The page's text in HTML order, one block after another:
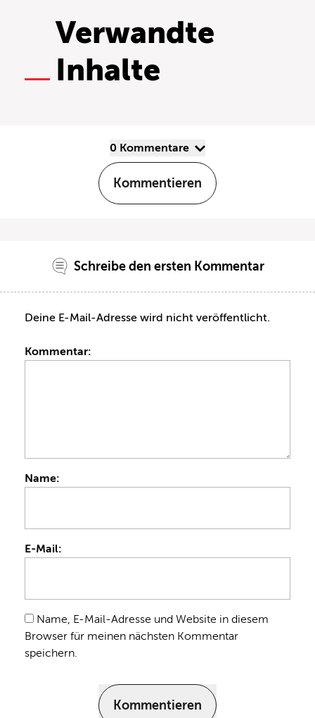
Verwandte
Inhalte
0 Kommentare
Kommentieren
Schreibe den ersten Kommentar
Deine E-Mail-Adresse wird nicht veröffentlicht.
Kommentar:
Name:
E-Mail:
Name, E-Mail-Adresse und Website in diesem
Browser für meinen nächsten Kommentar
speichern.
Kommentieren